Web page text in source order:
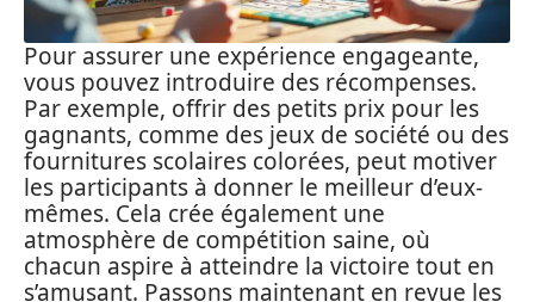
Pour assurer une expérience engageante,
vous pouvez introduire des récompenses.
Par exemple, offrir des petits prix pour les
gagnants, comme des jeux de société ou des
fournitures scolaires colorées, peut motiver
les participants à donner le meilleur d’eux-
mêmes. Cela crée également une
atmosphère de compétition saine, où
chacun aspire à atteindre la victoire tout en
s’amusant. Passons maintenant en revue les